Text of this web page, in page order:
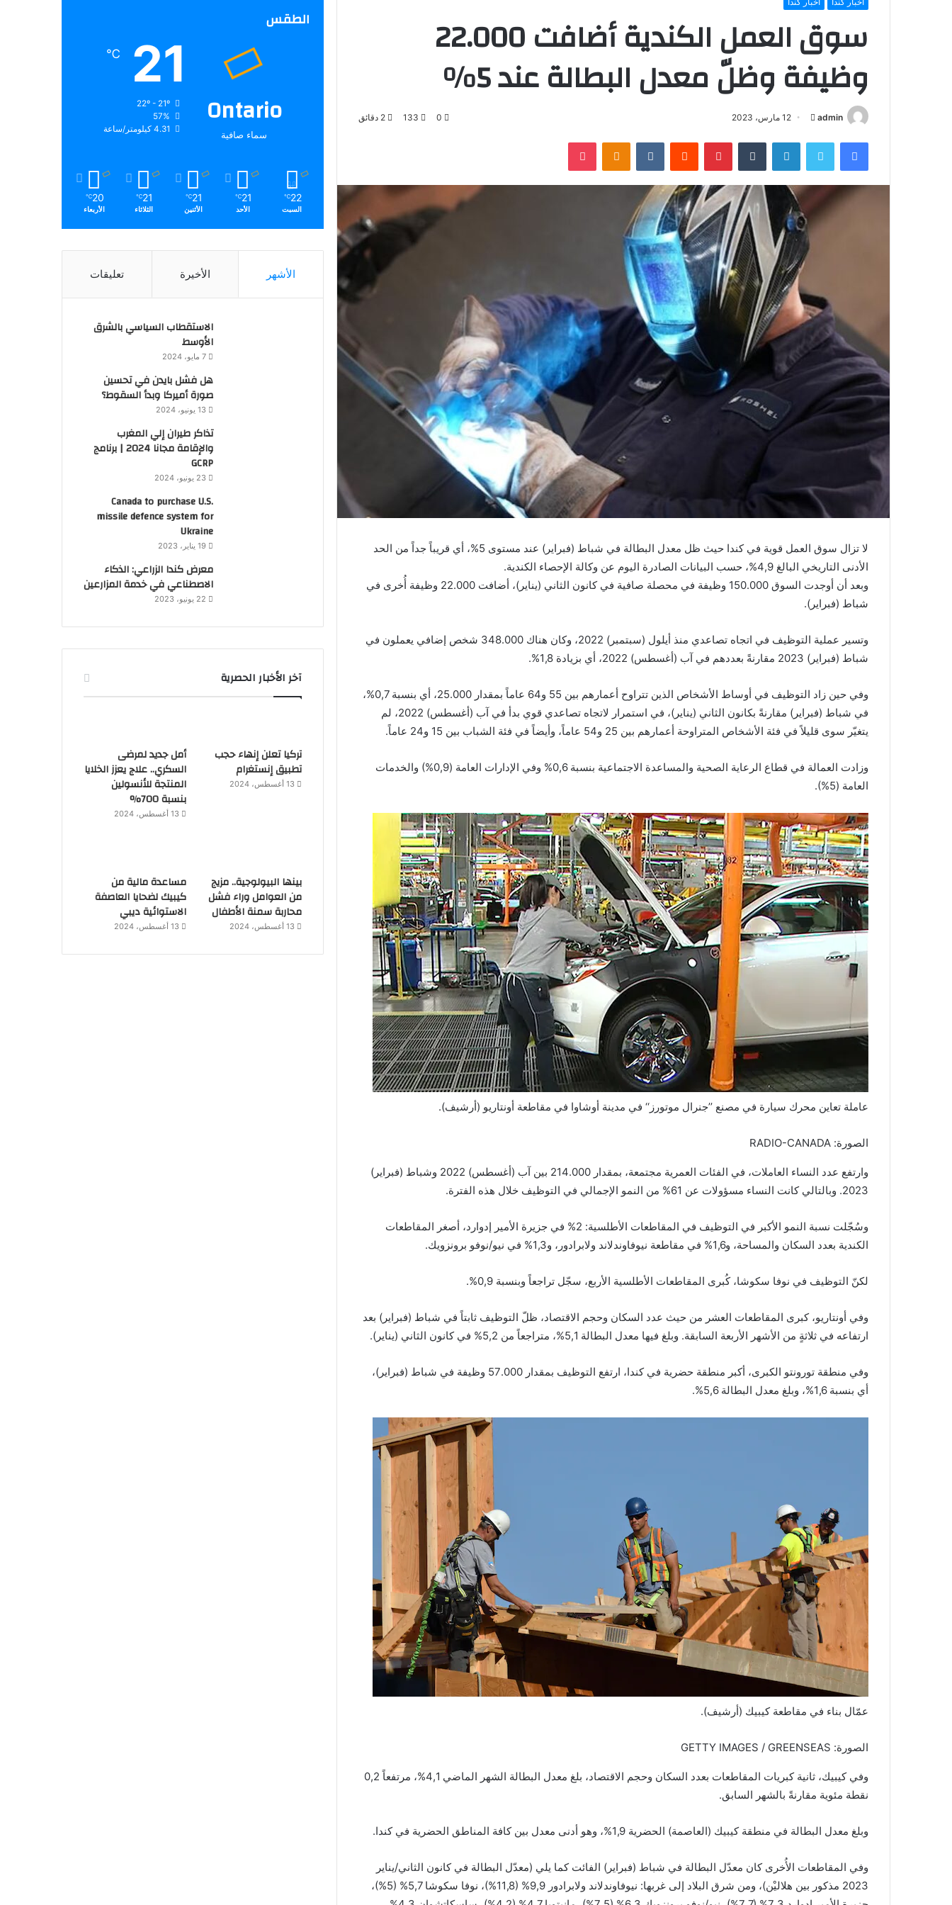
سوق العمل الكندية أضافت 22.000
وظيفة وظلّ معدل البطالة عند 5%
admin
أرسل
إلكترونيا
12 مارس، 2023 0
133
فيسبوك تويتر لينكدإن بينتيريست Odnoklassniki
بوكيت
لا تزال سوق العمل قوية في كندا حيث ظل معدل البطالة في شباط (فبراير) عند مستوى 5%، أي قريباً جداً من الحد
الأدنى التاريخي البالغ 4,9%، حسب البيانات الصادرة اليوم عن وكالة الإحصاء الكندية.
وبعد أن أوجدت السوق 150.000 وظيفة في محصلة صافية في كانون الثاني (يناير)، أضافت 22.000 وظيفة أُخرى في
شباط (فبراير).
وتسير عملية التوظيف في اتجاه تصاعدي منذ أيلول (سبتمبر) 2022، وكان هناك 348.000 شخص إضافي يعملون في
شباط (فبراير) 2023 مقارنةً بعددهم في آب (أغسطس) 2022، أي بزيادة 1,8%.
وفي حين زاد التوظيف في أوساط الأشخاص الذين تتراوح أعمارهم بين 55 و64 عاماً بمقدار 25.000، أي بنسبة 0,7%،
في شباط (فبراير) مقارنةً بكانون الثاني (يناير)، في استمرار لاتجاه تصاعدي قوي بدأ في آب (أغسطس) 2022، لم
يتغيّر سوى قليلاً في فئة الأشخاص المتراوحة أعمارهم بين 25 و54 عاماً، وأيضاً في فئة الشباب بين 15 و24 عاماً.
وزادت العمالة في قطاع الرعاية الصحية والمساعدة الاجتماعية بنسبة 0,6% وفي الإدارات العامة (0,9%) والخدمات
العامة (5%).
عاملة تعاين محرك سيارة في مصنع ’’جنرال موتورز‘‘ في مدينة أوشاوا في مقاطعة أونتاريو (أرشيف).
الصورة: RADIO-CANADA
وارتفع عدد النساء العاملات، في الفئات العمرية مجتمعة، بمقدار 214.000 بين آب (أغسطس) 2022 وشباط (فبراير)
2023. وبالتالي كانت النساء مسؤولات عن 61% من النمو الإجمالي في التوظيف خلال هذه الفترة.
وسُجّلت نسبة النمو الأكبر في التوظيف في المقاطعات الأطلسية: 2% في جزيرة الأمير إدوارد، أصغر المقاطعات
الكندية بعدد السكان والمساحة، و1,6% في مقاطعة نيوفاوندلاند ولابرادور، و1,3% في نيو/نوفو برونزويك.
لكنّ التوظيف في نوفا سكوشا، كُبرى المقاطعات الأطلسية الأربع، سجّل تراجعاً وبنسبة 0,9%.
وفي أونتاريو، كبرى المقاطعات العشر من حيث عدد السكان وحجم الاقتصاد، ظلّ التوظيف ثابتاً في شباط (فبراير) بعد
ارتفاعه في ثلاثةٍ من الأشهر الأربعة السابقة. وبلغ فيها معدل البطالة 5,1%، متراجعاً من 5,2% في كانون الثاني (يناير).
وفي منطقة تورونتو الكبرى، أكبر منطقة حضرية في كندا، ارتفع التوظيف بمقدار 57.000 وظيفة في شباط (فبراير)،
أي بنسبة 1,6%، وبلغ معدل البطالة 5,6%.
عمّال بناء في مقاطعة كيبيك (أرشيف).
الصورة: GETTY IMAGES / GREENSEAS
وفي كيبيك، ثانية كبريات المقاطعات بعدد السكان وحجم الاقتصاد، بلغ معدل البطالة الشهر الماضي 4,1%، مرتفعاً 0,2
نقطة مئوية مقارنةً بالشهر السابق.
وبلغ معدل البطالة في منطقة كيبيك (العاصمة) الحضرية 1,9%، وهو أدنى معدل بين كافة المناطق الحضرية في كندا.
وفي المقاطعات الأُخرى كان معدّل البطالة في شباط (فبراير) الفائت كما يلي (معدّل البطالة في كانون الثاني/يناير
2023 مذكور بين هلاليْن)، ومن شرق البلاد إلى غربها: نيوفاوندلاند ولابرادور 9,9% (11,8%)، نوفا سكوشا 5,7% (5%)،
الطقس
Ontario
سماء صافية
21
℃
22º - 21º
57%
4.31 كيلومتر/ساعة
22
℃
السبت
21
℃
الأحد
21
℃
الأثنين
21
℃
الثلاثاء
20
℃
الأربعاء
الأشهر الأخيرة تعليقات
الاستقطاب السياسي بالشرق
الأوسط
7 مايو، 2024
هل فشل بايدن في تحسين
صورة أميركا وبدأ السقوط؟
13 يونيو، 2024
تذاكر طيران إلي المغرب
والإقامة مجانا 2024 | برنامج
GCRP
23 يونيو، 2024
Canada to purchase U.S.
missile defence system for
Ukraine
19 يناير، 2023
معرض كندا الزراعي: الذكاء
الاصطناعي في خدمة المزارعين
22 يونيو، 2023
آخر الأخبار الحصرية
تركيا تعلن إنهاء حجب
تطبيق إنستغرام
13 أغسطس، 2024
أمل جديد لمرضى
السكري.. علاج يعزز الخلايا
المنتجة للأنسولين
بنسبة 700%
13 أغسطس، 2024
بينها البيولوجية.. مزيج
من العوامل وراء فشل
محاربة سمنة الأطفال
13 أغسطس، 2024
مساعدة مالية من
كيبيك لضحايا العاصفة
الاستوائية ديبي
13 أغسطس، 2024